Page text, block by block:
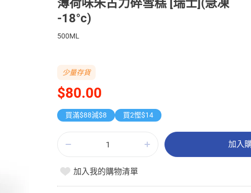
薄荷味朱古力碎雪糕 [瑞士](急凍
-18°c)
500ML
$80.00
少量存貨
買滿$88減$8 買2慳$14
加入
加入我的購物清單